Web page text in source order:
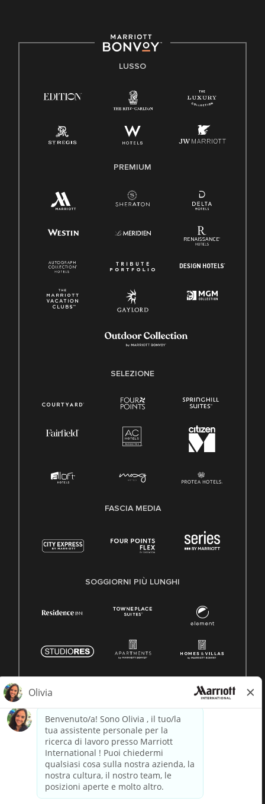
LUSSO
PREMIUM
SELEZIONE
FASCIA MEDIA
SOGGIORNI PIÙ LUNGHI